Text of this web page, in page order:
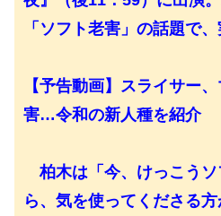
「ソフト老害」の話題で
【予告動画】スライサー
害…令和の新人種を紹介
柏木は「今、けっこうソ
ら、気を使ってくださる